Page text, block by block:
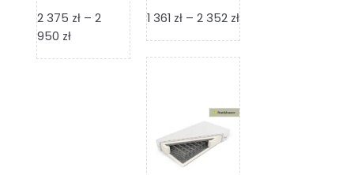
2 375 zł – 2
950 złZakres
1 361 zł – 2 352 złZakres
cen:
od
1
361 zł
do
2
352 zł